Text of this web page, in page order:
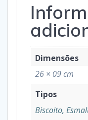
Dimensões
26 × 09 cm
Tipos
Biscoito,